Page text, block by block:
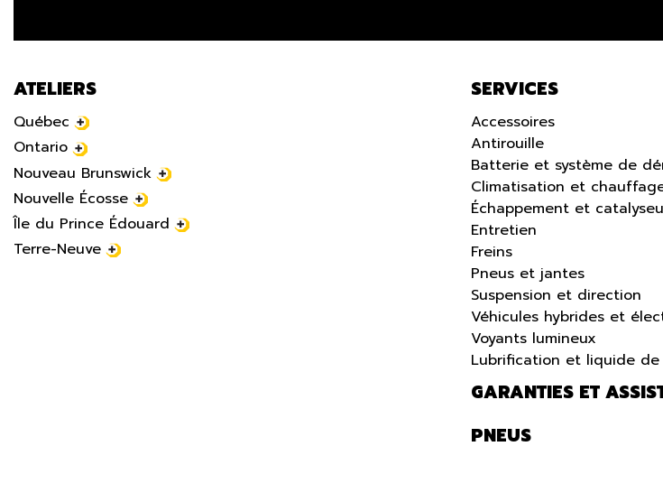
ATELIERS
Québec
Ontario
Nouveau Brunswick
Nouvelle Écosse
Île du Prince Édouard
Terre-Neuve
SERVICES
Accessoires
Antirouille
Batterie et système de
Climatisation et
Échappement et
Entretien
Freins
Pneus et jantes
Suspension et direction
Véhicules hybrides et
Voyants lumineux
Lubrification et liquide
GARANTIES ET
PNEUS